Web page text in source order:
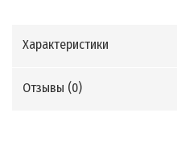
Характеристики
Отзывы (0)